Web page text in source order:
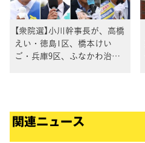
【衆院選】小川幹事長が、高橋
えい・徳島1区、橋本けい
ご・兵庫9区、ふなかわ治
関連ニュース